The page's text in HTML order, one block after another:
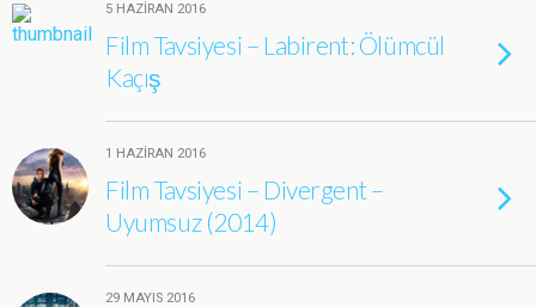
5 HAZIRAN 2016
Film Tavsiyesi – Labirent: Ölümcül
Kaçış
1 HAZIRAN 2016
Film Tavsiyesi – Divergent –
Uyumsuz (2014)
29 MAYIS 2016